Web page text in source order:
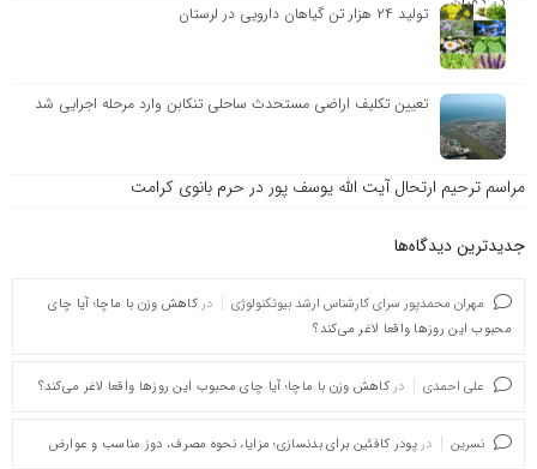
تولید ۲۴ هزار تن گیاهان دارویی در لرستان
تعیین تکلیف اراضی مستحدث ساحلی تنکابن وارد مرحله اجرایی شد
مراسم ترحیم ارتحال آیت الله یوسف پور در حرم بانوی کرامت
جدیدترین دیدگاه‌‌ها
مهران محمدپور سرای کارشناس ارشد بیوتکنولوژی در کاهش وزن با ماچا؛ آیا چای
محبوب این روزها واقعا لاغر می‌کند؟
علی احمدی در کاهش وزن با ماچا؛ آیا چای محبوب این روزها واقعا لاغر می‌کند؟
نسرین در پودر کافئین برای بدنسازی؛ مزایا، نحوه مصرف، دوز مناسب و عوارض